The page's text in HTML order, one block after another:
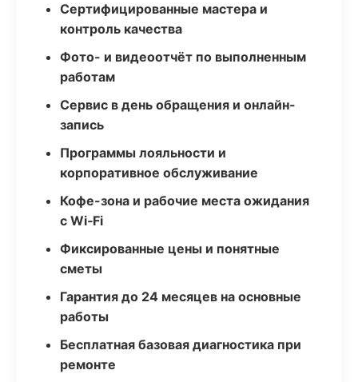
Сертифицированные мастера и
контроль качества
Фото- и видеоотчёт по выполненным
работам
Сервис в день обращения и онлайн-
запись
Программы лояльности и
корпоративное обслуживание
Кофе-зона и рабочие места ожидания
с Wi‑Fi
Фиксированные цены и понятные
сметы
Гарантия до 24 месяцев на основные
работы
Бесплатная базовая диагностика при
ремонте